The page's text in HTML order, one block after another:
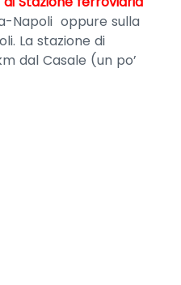
Napoli oppure sulla
La stazione di
dal Casale (un po’